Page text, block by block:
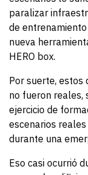
paralizar
de
nueva
HERO box.
Por suerte, estos
no fueron reales,
ejercicio de
escenarios
durante una
Eso casi ocurrió